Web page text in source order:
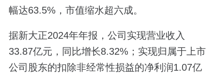
幅达63.5%，市值缩水超六成。
据新大正2024年年报，公司实现营业收入
33.87亿元，同比增长8.32%；实现归属于上市
公司股东的扣除非经常性损益的净利润1.07亿